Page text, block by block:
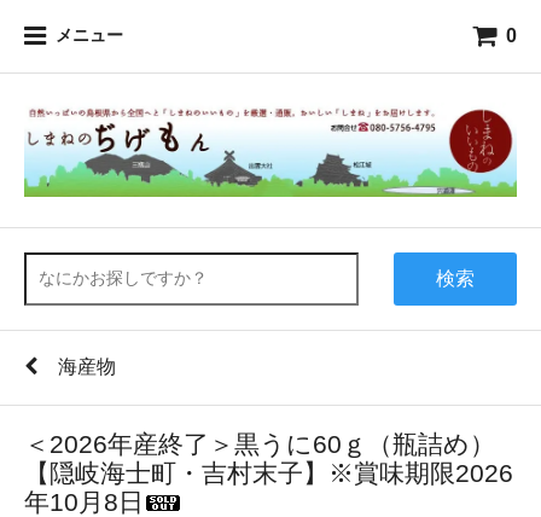
メニュー 0
検索
海産物
＜2026年産終了＞黒うに60ｇ（瓶詰め）
【隠岐海士町・吉村末子】※賞味期限2026
年10月8日